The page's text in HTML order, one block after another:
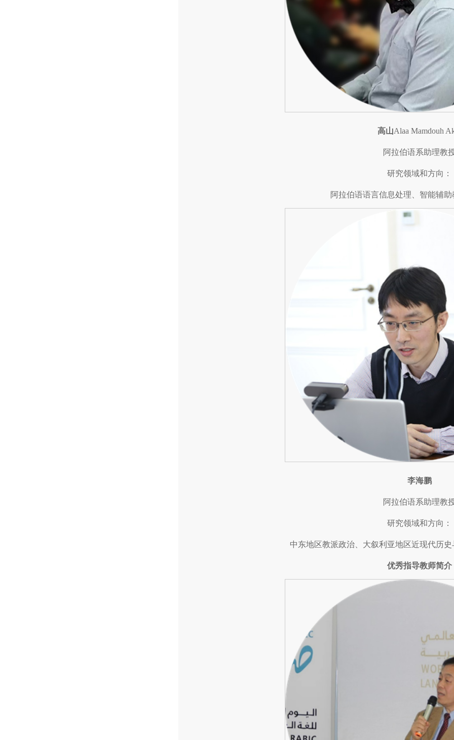
高山Alaa Mamdouh
阿拉伯语系助理教
研究领域和方向：
阿拉伯语语言信息处理、智能辅
李海鹏
阿拉伯语系助理教
研究领域和方向：
中东地区教派政治、大叙利亚地区近现代历
优秀指导教师简介